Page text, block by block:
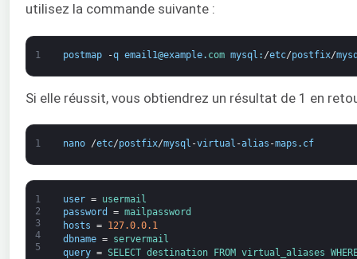
utilisez la commande suivante :
1 postmap -q email1@example. com mysql : /etc/postfix/
Si elle réussit, vous obtiendrez un résultat de 1 en
1 nano /etc/postfix/mysql -virtual -alias -maps . cf
1
2
3
4
5
user =
usermail
password
= mailpassword
hosts =
127.0.0.1
dbname =
servermail
query = SELECT destination FROM virtual_aliases